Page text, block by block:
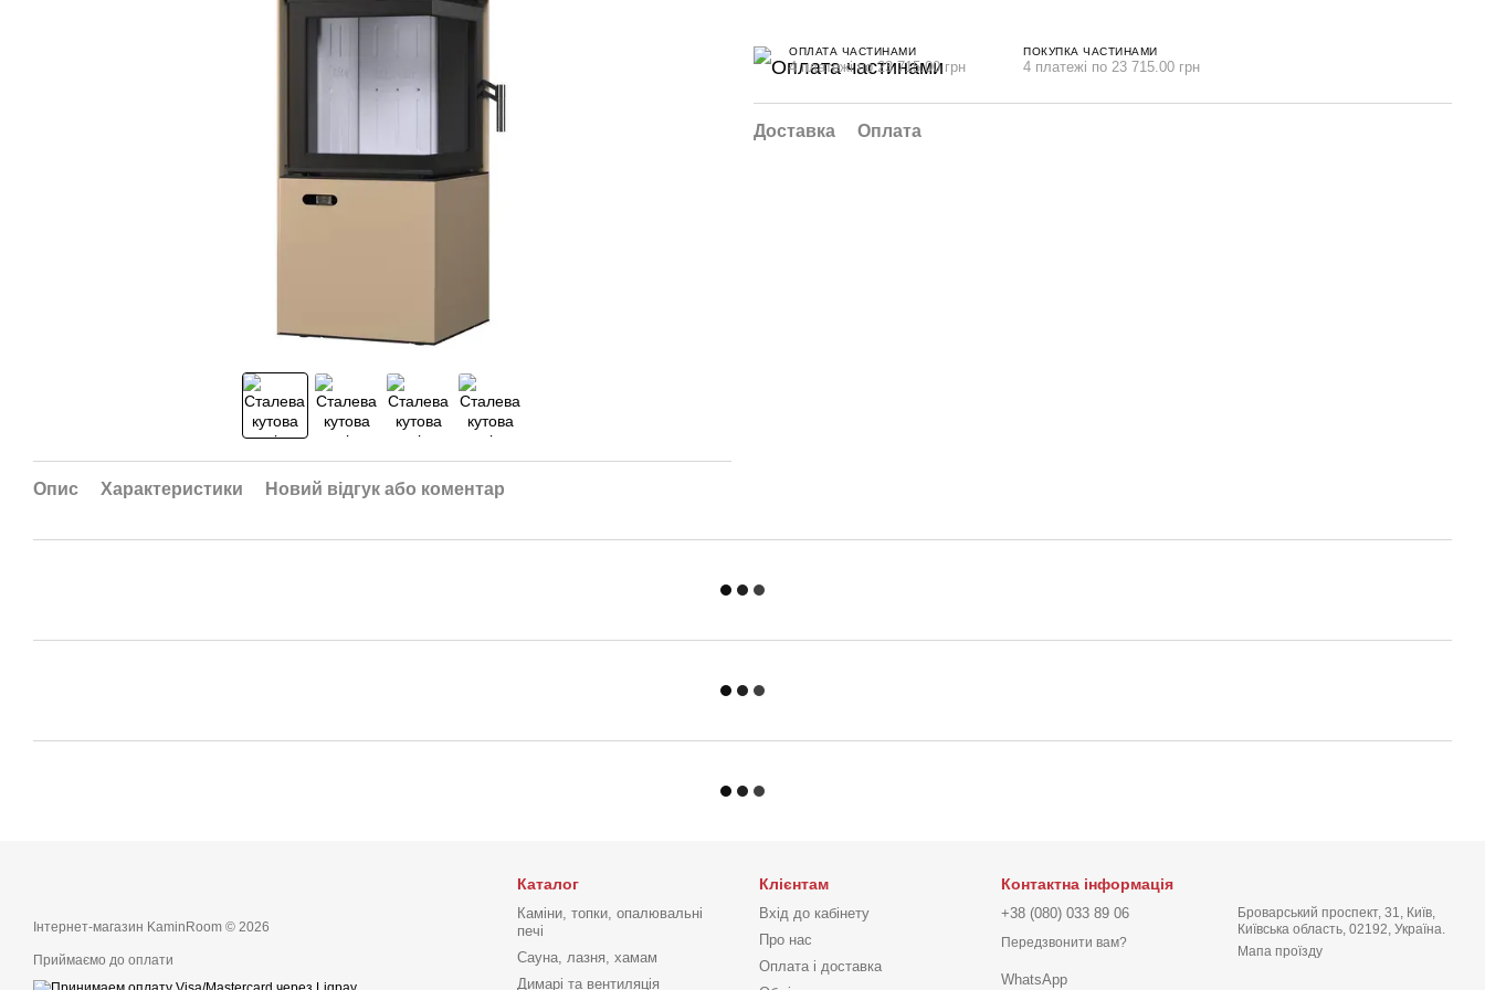
Опис Характеристики Новий відгук або коментар
ОПЛАТА ЧАСТИНАМИ
4 платежі по 23 715.00 грн
ПОКУПКА ЧАСТИНАМИ
4 платежі по 23 715.00 грн
Доставка Оплата
Інтернет-магазин KaminRoom © 2026
Приймаємо до оплати
Каталог
Каміни, топки, опалювальні
печі
Сауна, лазня, хамам
Димарі та вентиляція
Клієнтам
Вхід до кабінету
Про нас
Оплата і доставка
Контактна інформація
+38 (080) 033 89 06
Передзвонити вам?
WhatsApp
Броварський проспект, 31, Київ,
Київська область, 02192, Україна.
Мапа проїзду